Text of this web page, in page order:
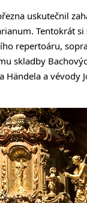
uskutečnil
Tentokrát
repertoáru,
skladby
a vévody